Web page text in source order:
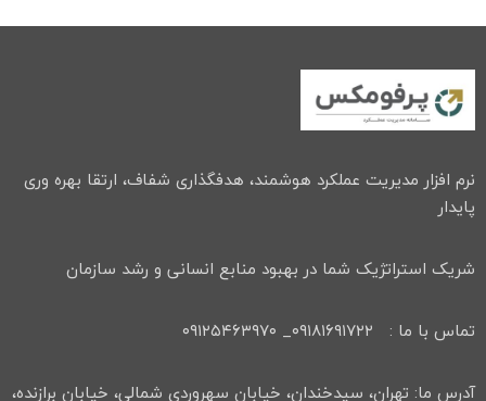
نرم افزار مدیریت عملکرد هوشمند، هدفگذاری شفاف، ارتقا بهره وری
پایدار
شریک استراتژیک شما در بهبود منابع انسانی و رشد سازمان
تماس با ما : ۰۹۱۸۱۶۹۱۷۲۲_ ۰۹۱۲۵۴۶۳۹۷۰
آدرس ما: تهران، سیدخندان، خیابان سهروردی شمالی، خیابان برازنده،